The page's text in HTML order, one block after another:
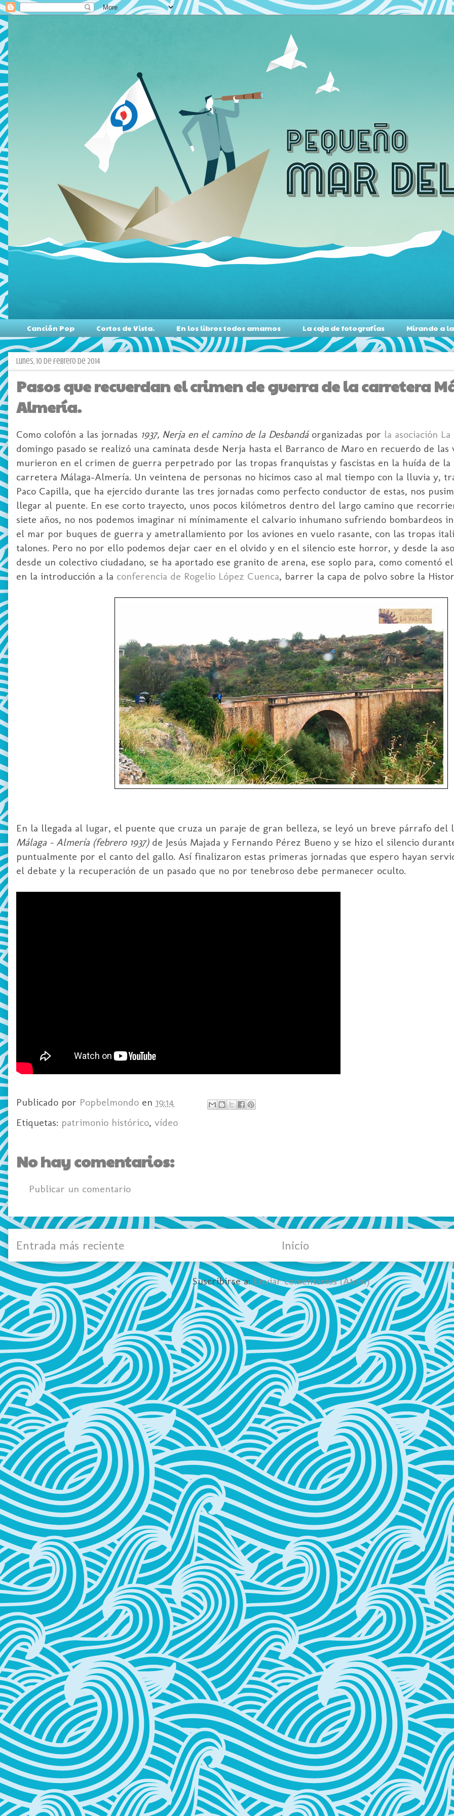
Canción Pop Cortos de Vista. En los libros todos amamos La caja de fotografías Mirando a
lunes, 10 de febrero de 2014
Pasos que recuerdan el crimen de guerra de la carretera
Almería.
Como colofón a las jornadas 1937, Nerja en el camino de la Desbandáorganizadas por la asociación
domingo pasado se realizó una caminata desde Nerja hasta el Barranco de Maro en recuerdo de las
murieron en el crimen de guerra perpetrado por las tropas franquistas y fascistas en la huída de
carretera Málaga-Almería. Un veintena de personas no hicimos caso al mal tiempo con la lluvia y,
Paco Capilla, que ha ejercido durante las tres jornadas como perfecto conductor de estas, nos
llegar al puente. En ese corto trayecto, unos pocos kilómetros dentro del largo camino que
siete años, no nos podemos imaginar ni mínimamente el calvario inhumano sufriendo bombardeos
el mar por buques de guerra y ametrallamiento por los aviones en vuelo rasante, con las tropas
talones. Pero no por ello podemos dejar caer en el olvido y en el silencio este horror, y desde la
desde un colectivo ciudadano, se ha aportado ese granito de arena, ese soplo para, como comentó
en la introducción a la conferencia de Rogelio López Cuenca, barrer la capa de polvo sobre la
En la llegada al lugar, el puente que cruza un paraje de gran belleza, se leyó un breve párrafo del
Málaga - Almería (febrero 1937)de Jesús Majada y Fernando Pérez Bueno y se hizo el silencio
puntualmente por el canto del gallo. Así finalizaron estas primeras jornadas que espero hayan
el debate y la recuperación de un pasado que no por tenebroso debe permanecer oculto.
Publicado por Popbelmondo en 19:14
Etiquetas: patrimonio histórico, vídeo
No hay comentarios:
Publicar un comentario
Entrada más reciente Inicio
Suscribirse a: Enviar comentarios (Atom)